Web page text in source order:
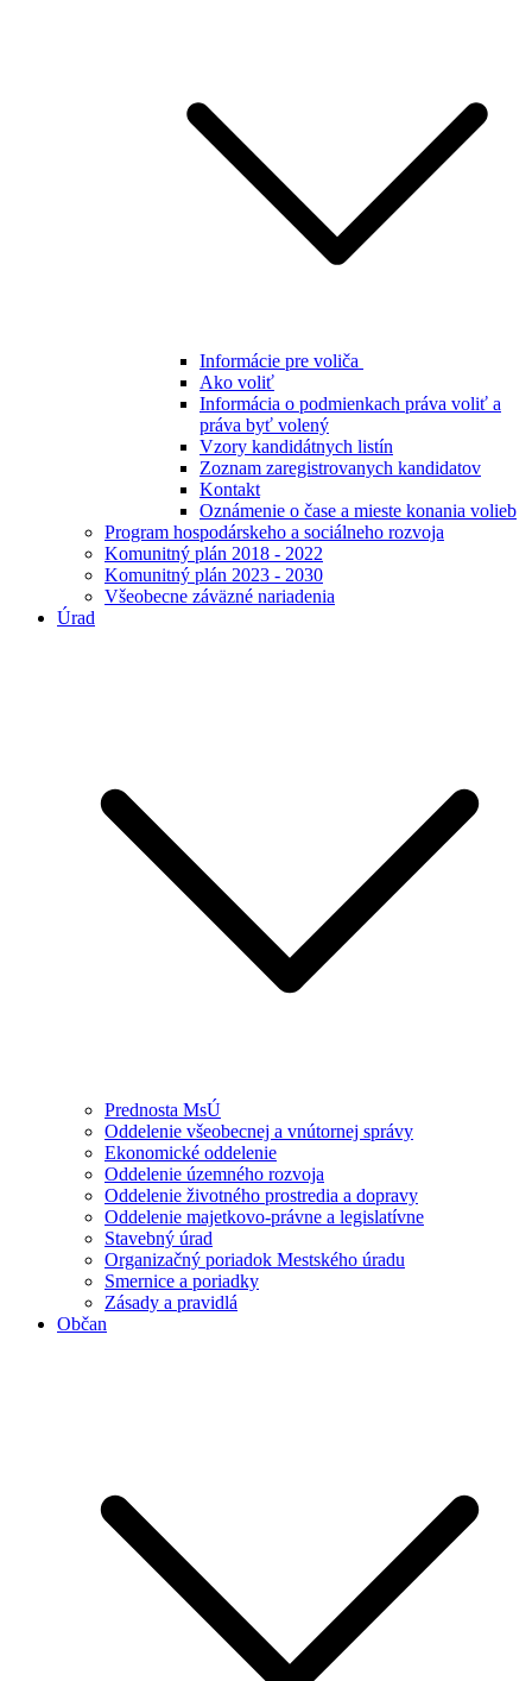
Informácie pre voliča
Ako voliť
Informácia o podmienkach práva voliť a
práva byť volený
Vzory kandidátnych listín
Zoznam zaregistrovanych kandidatov
Kontakt
Oznámenie o čase a mieste konania volieb
Program hospodárskeho a sociálneho rozvoja
Komunitný plán 2018 - 2022
Komunitný plán 2023 - 2030
Všeobecne záväzné nariadenia
Úrad
Prednosta MsÚ
Oddelenie všeobecnej a vnútornej správy
Ekonomické oddelenie
Oddelenie územného rozvoja
Oddelenie životného prostredia a dopravy
Oddelenie majetkovo-právne a legislatívne
Stavebný úrad
Organizačný poriadok Mestského úradu
Smernice a poriadky
Zásady a pravidlá
Občan